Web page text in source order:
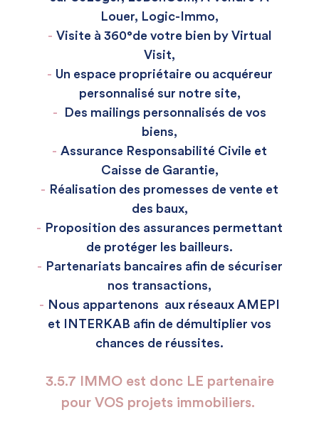
Louer, Logic-Immo,
Visite à 360°de votre bien by Virtual
Visit,
Un espace propriétaire ou acquéreur
personnalisé sur notre site,
Des mailings personnalisés de vos
biens,
Assurance Responsabilité Civile et
Caisse de Garantie,
Réalisation des promesses de vente et
des baux,
Proposition des assurances permettant
de protéger les bailleurs.
Partenariats bancaires afin de sécuriser
nos transactions,
Nous appartenons aux réseaux AMEPI
et INTERKAB afin de démultiplier vos
chances de réussites.
3.5.7 IMMO est donc LE partenaire
pour VOS projets immobiliers.